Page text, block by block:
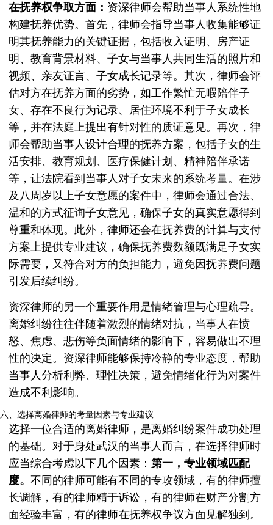
在抚养权争取方面： 资深律师会帮助当事人系统性地
构建抚养优势。首先，律师会指导当事人收集能够证
明其抚养能力的关键证据，包括收入证明、房产证
明、教育背景材料、子女与当事人共同生活的照片和
视频、亲友证言、子女成长记录等。其次，律师会评
估对方在抚养方面的劣势，如工作繁忙无暇陪伴子
女、存在不良行为记录、居住环境不利于子女成长
等，并在法庭上提出有针对性的质证意见。再次，律
师会帮助当事人设计合理的抚养方案，包括子女的生
活安排、教育规划、医疗保健计划、精神陪伴承诺
等，让法院看到当事人对子女未来的系统考量。在涉
及八周岁以上子女意愿的案件中，律师会通过合法、
温和的方式征询子女意见，确保子女的真实意愿得到
尊重和体现。此外，律师还会在抚养费的计算与支付
方案上提供专业建议，确保抚养费数额既满足子女实
际需要，又符合对方的负担能力，避免因抚养费问题
引发后续纠纷。
资深律师的另一个重要作用是情绪管理与心理疏导。
离婚纠纷往往伴随着激烈的情绪对抗，当事人在愤
怒、焦虑、悲伤等负面情绪的影响下，容易做出不理
性的决定。资深律师能够保持冷静的专业态度，帮助
当事人分析利弊、理性决策，避免情绪化行为对案件
造成不利影响。
六、选择离婚律师的考量因素与专业建议
选择一位合适的离婚律师，是离婚纠纷案件成功处理
的基础。对于身处武汉的当事人而言，在选择律师时
应当综合考虑以下几个因素： 第一，专业领域匹配
度。 不同的律师可能有不同的专攻领域，有的律师擅
长调解，有的律师精于诉讼，有的律师在财产分割方
面经验丰富，有的律师在抚养权争议方面见解独到。